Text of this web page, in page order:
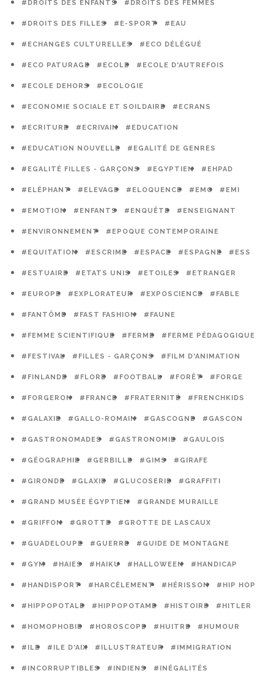
#DROITS DES ENFANTS #DROITS DES FEMMES
#DROITS DES FILLES #E-SPORT #EAU
#ECHANGES CULTURELLES #ECO DÉLÉGUÉ
#ECO PATURAGE #ECOLE #ECOLE D'AUTREFOIS
#ECOLE DEHORS #ECOLOGIE
#ECONOMIE SOCIALE ET SOILDAIRE #ECRANS
#ECRITURE #ECRIVAIN #EDUCATION
#EDUCATION NOUVELLE #EGALITÉ DE GENRES
#EGALITÉ FILLES - GARÇONS #EGYPTIEN #EHPAD
#ELÉPHANT #ELEVAGE #ELOQUENCE #EMC #EMI
#EMOTION #ENFANTS #ENQUÊTE #ENSEIGNANT
#ENVIRONNEMENT #EPOQUE CONTEMPORAINE
#EQUITATION #ESCRIME #ESPACE #ESPAGNE #ESS
#ESTUAIRE #ETATS UNIS #ETOILES #ETRANGER
#EUROPE #EXPLORATEUR #EXPOSCIENCE #FABLE
#FANTÔME #FAST FASHION #FAUNE
#FEMME SCIENTIFIQUE #FERME #FERME PÉDAGOGIQUE
#FESTIVAL #FILLES - GARÇONS #FILM D'ANIMATION
#FINLANDE #FLORE #FOOTBALL #FORÊT #FORGE
#FORGERON #FRANCE #FRATERNITÉ #FRENCHKIDS
#GALAXIE #GALLO-ROMAIN #GASCOGNE #GASCON
#GASTRONOMADES #GASTRONOMIE #GAULOIS
#GÉOGRAPHIE #GERBILLE #GIMS #GIRAFE
#GIRONDE #GLAXIE #GLUCOSERIE #GRAFFITI
#GRAND MUSÉE ÉGYPTIEN #GRANDE MURAILLE
#GRIFFON #GROTTE #GROTTE DE LASCAUX
#GUADELOUPE #GUERRE #GUIDE DE MONTAGNE
#GYM #HAIES #HAIKU #HALLOWEEN #HANDICAP
#HANDISPORT #HARCÈLEMENT #HÉRISSON #HIP HOP
#HIPPOPOTALE #HIPPOPOTAME #HISTOIRE #HITLER
#HOMOPHOBIE #HOROSCOPE #HUITRE #HUMOUR
#ILE #ILE D'AIX #ILLUSTRATEUR #IMMIGRATION
#INCORRUPTIBLES #INDIENS #INÉGALITÉS